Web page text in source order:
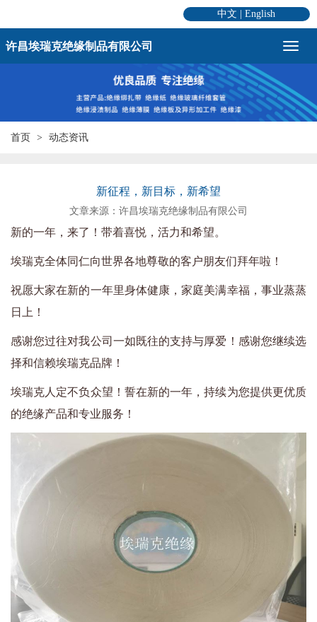
中文 |English
许昌埃瑞克绝缘制品有限公司
首页 动态资讯
新征程，新目标，新希望
文章来源：许昌埃瑞克绝缘制品有限公司
新的一年，来了！带着喜悦，活力和希望。
埃瑞克全体同仁向世界各地尊敬的客户朋友们拜年啦！
祝愿大家在新的一年里身体健康，家庭美满幸福，事业蒸蒸
日上！
感谢您过往对我公司一如既往的支持与厚爱！感谢您继续选
择和信赖埃瑞克品牌！
埃瑞克人定不负众望！誓在新的一年，持续为您提供更优质
的绝缘产品和专业服务！